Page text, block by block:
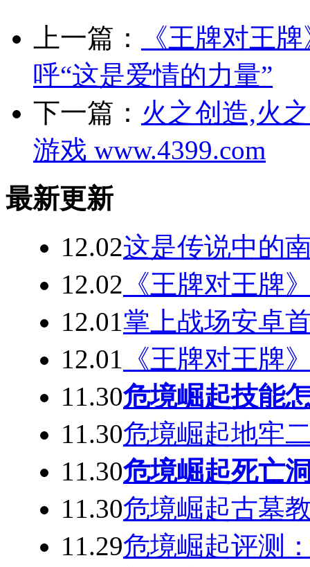
上一篇：
《王牌对王
呼“这是爱情的力量”
下一篇： 火之创造,火
游戏 www.4399.com
最新更新
12.02这是传说中的
12.02 《王牌对王牌
12.01掌上战场安卓
12.01 《王牌对王牌
11.30危境崛起技能
11.30危境崛起地牢
11.30危境崛起死亡
11.30危境崛起古墓
11.29危境崛起评测